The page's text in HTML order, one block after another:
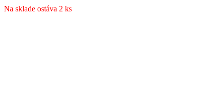
Na sklade ostáva 2 ks